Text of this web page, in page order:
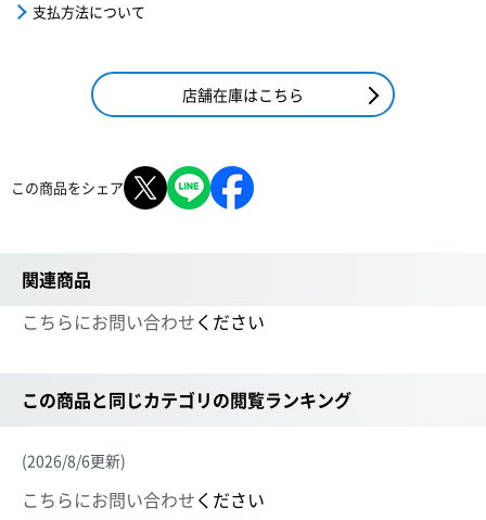
支払方法について
店舗在庫はこちら
この商品をシェア
関連商品
こちらにお問い合わせください
この商品と同じカテゴリの閲覧ランキング
(2026/8/6更新)
こちらにお問い合わせください